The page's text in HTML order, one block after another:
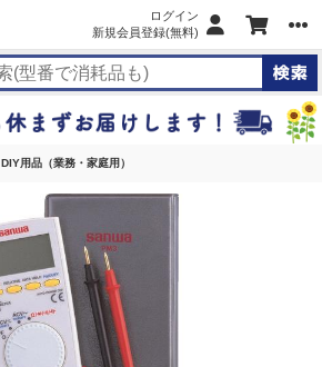
ログイン
新規会員登録(無料)
DIY用品（業務・家庭用）